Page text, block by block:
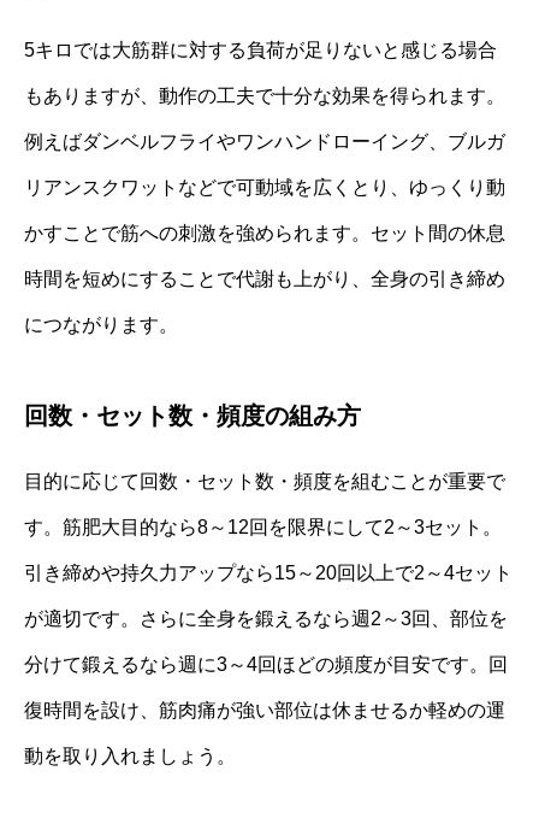
5キロでは大筋群に対する負荷が足りないと感じる場合
もありますが、動作の工夫で十分な効果を得られます。
例えばダンベルフライやワンハンドローイング、ブルガ
リアンスクワットなどで可動域を広くとり、ゆっくり動
かすことで筋への刺激を強められます。セット間の休息
時間を短めにすることで代謝も上がり、全身の引き締め
につながります。
回数・セット数・頻度の組み方
目的に応じて回数・セット数・頻度を組むことが重要で
す。筋肥大目的なら8～12回を限界にして2～3セット。
引き締めや持久力アップなら15～20回以上で2～4セット
が適切です。さらに全身を鍛えるなら週2～3回、部位を
分けて鍛えるなら週に3～4回ほどの頻度が目安です。回
復時間を設け、筋肉痛が強い部位は休ませるか軽めの運
動を取り入れましょう。